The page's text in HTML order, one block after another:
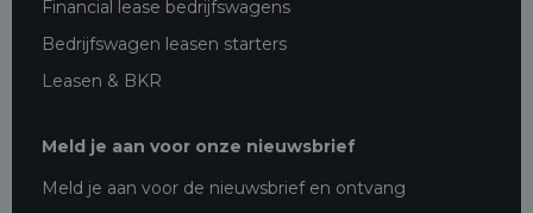
Financial lease bedrijfswagens
Bedrijfswagen leasen starters
Leasen & BKR
Meld je aan voor onze nieuwsbrief
Meld je aan voor de nieuwsbrief en ontvang